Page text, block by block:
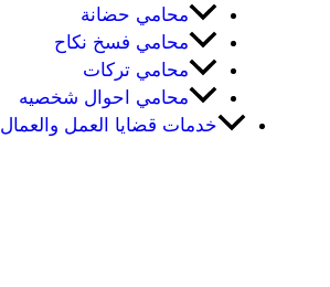
محامي حضانة
محامي فسخ نكاح
محامي تركات
محامي احوال شخصيه
خدمات قضايا العمل والعمال